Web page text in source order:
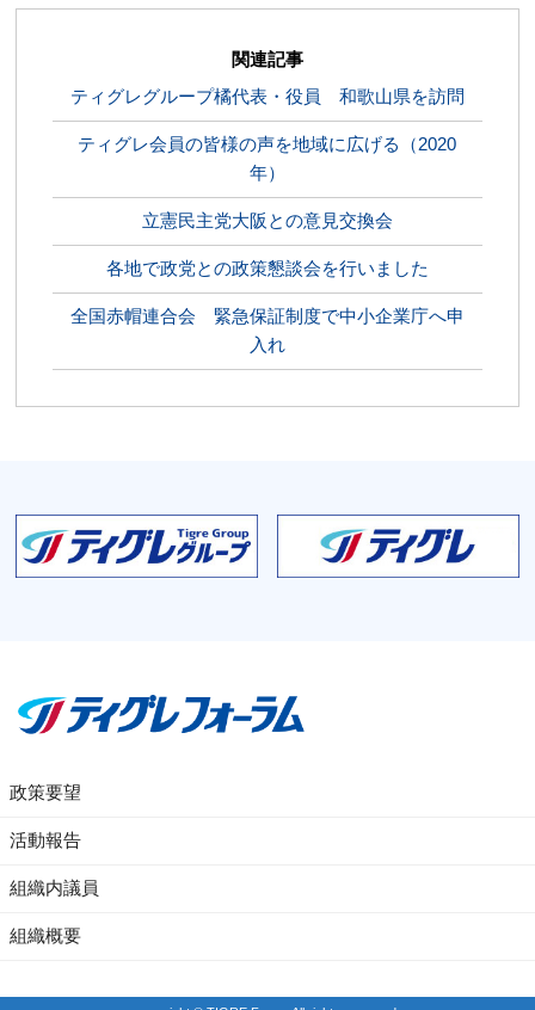
関連記事
ティグレグループ橘代表・役員 和歌山県を訪問
ティグレ会員の皆様の声を地域に広げる（2020
年）
立憲民主党大阪との意見交換会
各地で政党との政策懇談会を行いました
全国赤帽連合会 緊急保証制度で中小企業庁へ申
入れ
政策要望
活動報告
組織内議員
組織概要